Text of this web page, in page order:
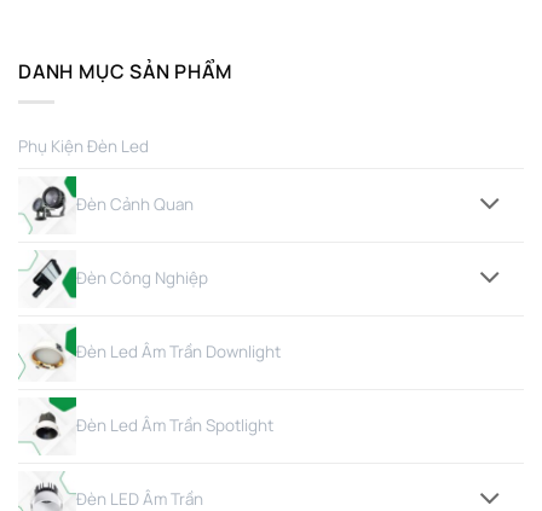
DANH MỤC SẢN PHẨM
Phụ Kiện Đèn Led
Đèn Cảnh Quan
Đèn Công Nghiệp
Đèn Led Âm Trần Downlight
Đèn Led Âm Trần Spotlight
Đèn LED Âm Trần